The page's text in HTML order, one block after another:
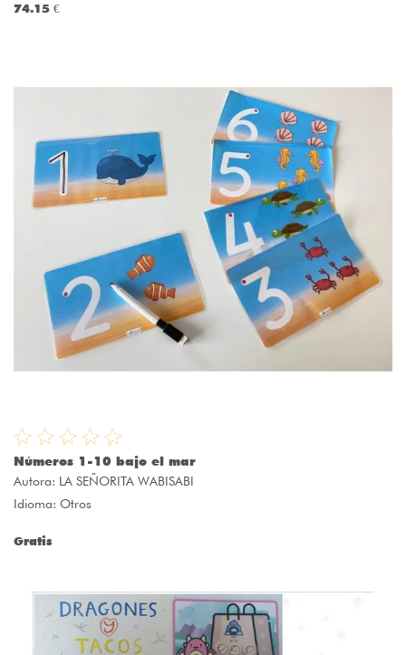
74.15 €
Números 1-10 bajo el mar
Autora: LA SEÑORITA WABISABI
Idioma: Otros
Gratis